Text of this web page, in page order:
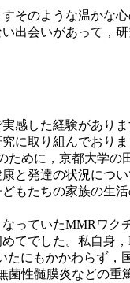
のような温かな
会いがあって，
した経験があり
に取り組んでおりま
めに，京都大学
と発達の状況につ
たちの家族の生
ていたMMRワ
てでした。私自
にもかかわらず
性髄膜炎などの